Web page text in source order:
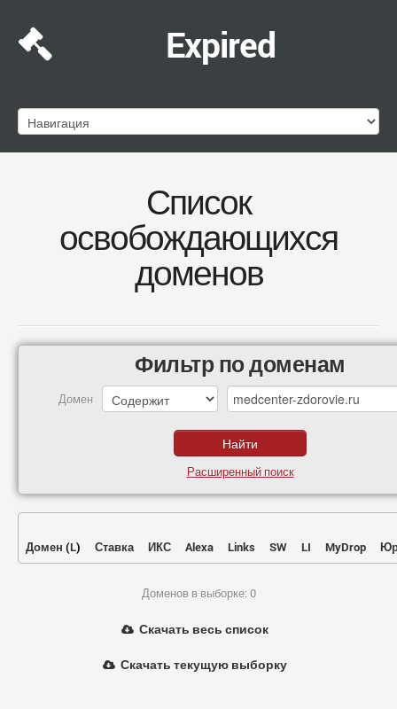
Expired
Список
освобождающихся
доменов
Фильтр по доменам
Домен
Расширенный поиск
Домен (L) Ставка ИКС Alexa Links SW LI MyDrop
Доменов в выборке: 0
Скачать весь список
Скачать текущую выборку